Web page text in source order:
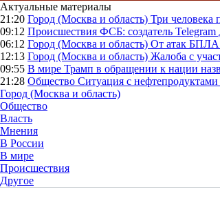
Актуальные материалы
21:20 Город (Москва и область) Три
09:12 Происшествия ФСБ: создатель Telegram
06:12 Город (Москва и область) От атак БПЛА
12:13 Город (Москва и область) Жалоба с
09:55 В мире Трамп в обращении к нации
21:28 Общество Ситуация с
Город (Москва и область)
Общество
Власть
Мнения
В России
В мире
Происшествия
Другое